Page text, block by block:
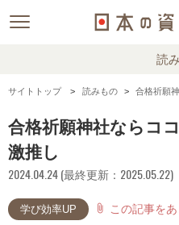
読
サイトトップ 読みもの 合格祈願
合格祈願神社ならコ
激推し
2024.04.24 (最終更新：2025.05.22)
学び効率UP attach_file この記事を